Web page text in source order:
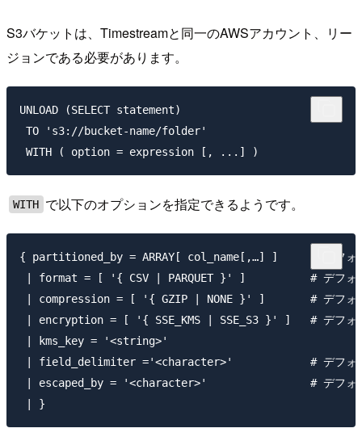
S3バケットは、Timestreamと同一のAWSアカウント、リー
ジョンである必要があります。
UNLOAD (SELECT statement)
TO 's3://bucket-name/folder'
WITH で以下のオプションを指定できるようです。
{ partitioned_by = ARRAY[ col_name[,…] ]     # デフォル
| format = [ '{ CSV | PARQUET }' ]          # デフォル
| compression = [ '{ GZIP | NONE }' ]       # デフォル
| encryption = [ '{ SSE_KMS | SSE_S3 }' ]   # デフォル
| kms_key = '<string>'
| field_delimiter ='<character>'            # デフォ
| escaped_by = '<character>'                # デフォ